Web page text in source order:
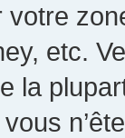
etc.
la